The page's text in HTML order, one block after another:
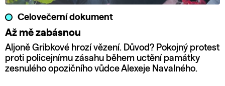
Celovečerní dokument
Až mě zabásnou
Aljoně Gribkové hrozí vězení. Důvod? Pokojný protest
proti policejnímu zásahu během uctění památky
zesnulého opozičního vůdce Alexeje Navalného.